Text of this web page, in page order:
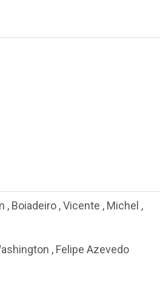
, Boiadeiro ,Vicente , Michel ,
, Felipe Azevedo